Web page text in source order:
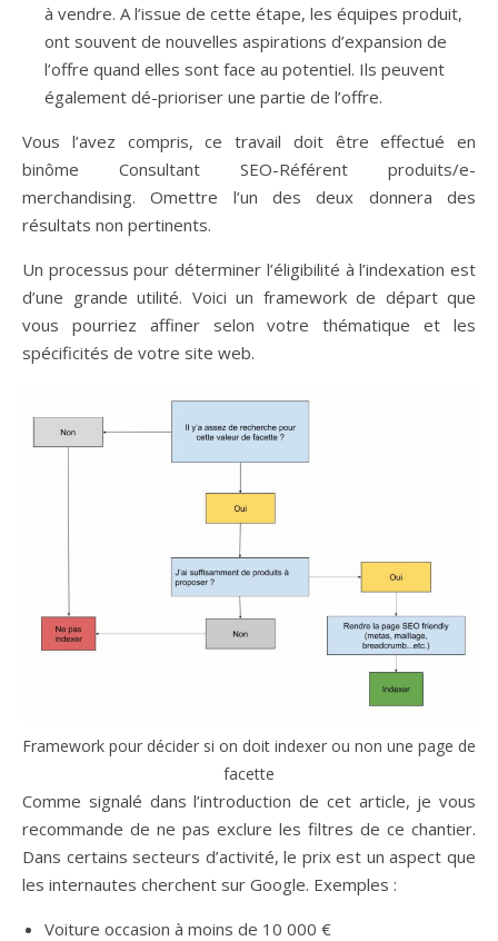
à vendre. A l’issue de cette étape, les équipes produit,
ont souvent de nouvelles aspirations d’expansion de
l’offre quand elles sont face au potentiel. Ils peuvent
également dé-prioriser une partie de l’offre.
Vous l’avez compris, ce travail doit être effectué en
binôme Consultant SEO-Référent produits/e-
merchandising. Omettre l’un des deux donnera des
résultats non pertinents.
Un processus pour déterminer l’éligibilité à l’indexation est
d’une grande utilité. Voici un framework de départ que
vous pourriez affiner selon votre thématique et les
spécificités de votre site web.
Framework pour décider si on doit indexer ou non une page de
facette
Comme signalé dans l’introduction de cet article, je vous
recommande de ne pas exclure les filtres de ce chantier.
Dans certains secteurs d’activité, le prix est un aspect que
les internautes cherchent sur Google. Exemples :
Voiture occasion à moins de 10 000 €